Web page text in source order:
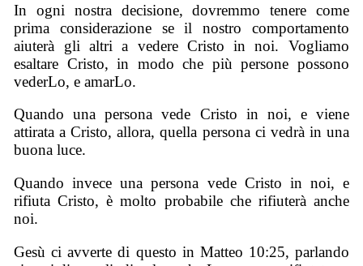
In ogni nostra decisione, dovremmo tenere come
prima considerazione se il nostro comportamento
aiuterà gli altri a vedere Cristo in noi. Vogliamo
esaltare Cristo, in modo che più persone possono
vederLo, e amarLo.
Quando una persona vede Cristo in noi, e viene
attirata a Cristo, allora, quella persona ci vedrà in una
buona luce.
Quando invece una persona vede Cristo in noi, e
rifiuta Cristo, è molto probabile che rifiuterà anche
noi.
Gesù ci avverte di questo in Matteo 10:25, parlando